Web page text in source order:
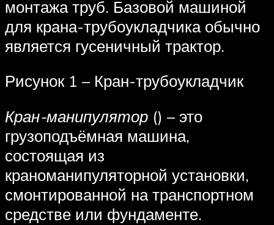
монтажа труб. Базовой машиной
для крана-трубоукладчика обычно
является гусеничный трактор.
Рисунок 1 – Кран-трубоукладчик
Кран-манипулятор () – это
грузоподъёмная машина,
состоящая из
краноманипуляторной установки,
смонтированной на транспортном
средстве или фундаменте.